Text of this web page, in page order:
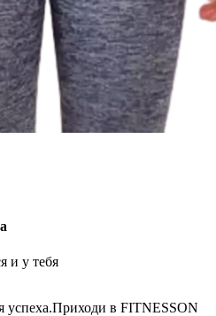
и у тебя
успеха.Приходи в FITNESSON